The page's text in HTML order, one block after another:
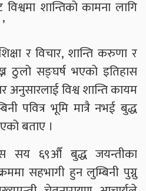
शान्तिको कामना लागि
र विचार, शान्ति करुणा र
ठुलो सङ्घर्ष भएको इतिहास
अनुसारलाई विश्व शान्ति कायम
पवित्र भूमि मात्रै नभई बुद्ध
बताए ।
सय ६९औँ बुद्ध जयन्तीका
सहभागी हुन लुम्बिनी पुग्नु